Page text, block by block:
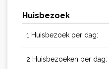
Huisbezoek
1 Huisbezoek per dag:
2 Huisbezoeken per dag: